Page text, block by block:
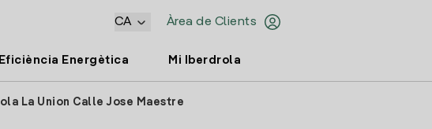
Àrea de Clients
CA
Eficiència Energètica Mi Iberdrola
La Union Calle Jose Maestre